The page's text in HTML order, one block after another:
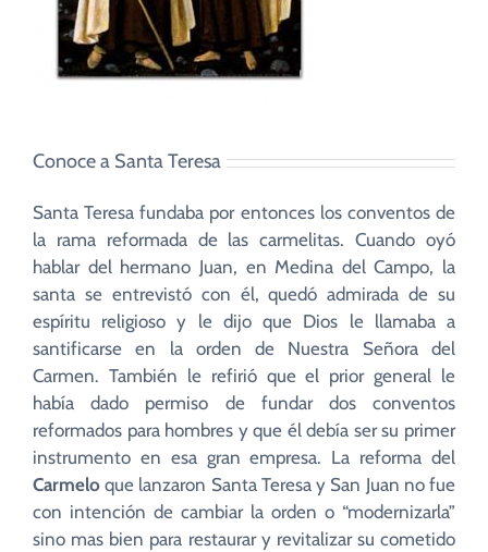
Conoce a Santa Teresa
Santa Teresa fundaba por entonces los conventos de
la rama reformada de las carmelitas. Cuando oyó
hablar del hermano Juan, en Medina del Campo, la
santa se entrevistó con él, quedó admirada de su
espíritu religioso y le dijo que Dios le llamaba a
santificarse en la orden de Nuestra Señora del
Carmen. También le refirió que el prior general le
había dado permiso de fundar dos conventos
reformados para hombres y que él debía ser su primer
instrumento en esa gran empresa. La reforma del
Carmelo que lanzaron Santa Teresa y San Juan no fue
con intención de cambiar la orden o “modernizarla”
sino mas bien para restaurar y revitalizar su cometido